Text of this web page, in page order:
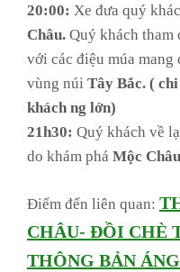
20:00: Xe đưa quý
Châu. Quý khách tham
với các điệu múa mang
vùng núi Tây Bắc. (
khách ng lớn)
21h30: Quý khách về
do khám phá Mộc Châu
Điểm đến liên quan:
CHÂU- ĐỒI CHÈ
THÔNG BẢN